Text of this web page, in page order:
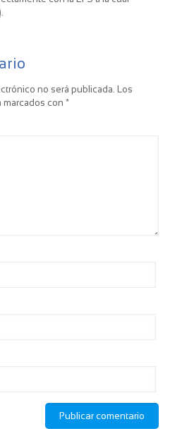
no será publicada. Los
marcados con *